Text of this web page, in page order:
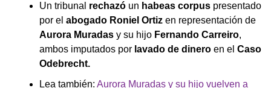
Un tribunal rechazó un habeas corpus presentado
por el abogado Roniel Ortiz en representación de
Aurora Muradas y su hijo Fernando Carreiro,
ambos imputados por lavado de dinero en el Caso
Odebrecht.
Lea también: Aurora Muradas y su hijo vuelven a